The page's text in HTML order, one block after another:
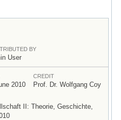
BY
User
2010
CREDIT
Prof. Dr. Wolfgang Coy
II: Theorie, Geschichte,